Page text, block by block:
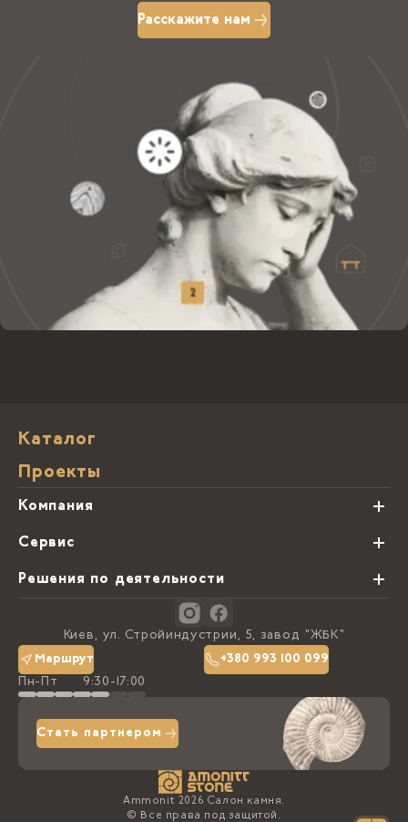
Расскажите нам
Каталог
Проекты
Компания
О нас
Блог
Контакты
Политика конфиденциальности
Доставка та оплата
Сервис
Виды обработки камня
Решения по деятельности
Киев, ул. Стройиндустрии, 5, завод "ЖБК"
Маршрут
+380 993 100 099
Пн-Пт
9:30-17:00
Стать партнером
Ammonit 2026 Салон камня.
© Все права под защитой.